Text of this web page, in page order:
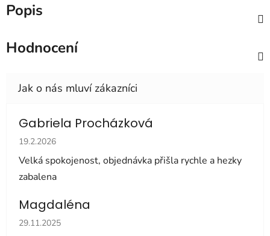
Popis
Hodnocení
Gabriela Procházková
Hodnocení obchodu je 5 z 5 hvězdiček.
19.2.2026
Velká spokojenost, objednávka přišla rychle a hezky
zabalena
Magdaléna
Hodnocení obchodu je 5 z 5 hvězdiček.
29.11.2025